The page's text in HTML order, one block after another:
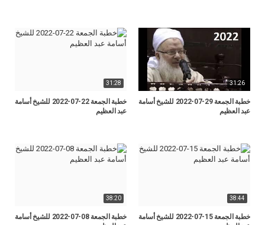
31:26
خطبة الجمعة 29-07-2022 للشيخ أسامة
عبد العظيم
31:28
خطبة الجمعة 22-07-2022 للشيخ أسامة
عبد العظيم
38:44
خطبة الجمعة 15-07-2022 للشيخ أسامة
38:20
خطبة الجمعة 08-07-2022 للشيخ أسامة